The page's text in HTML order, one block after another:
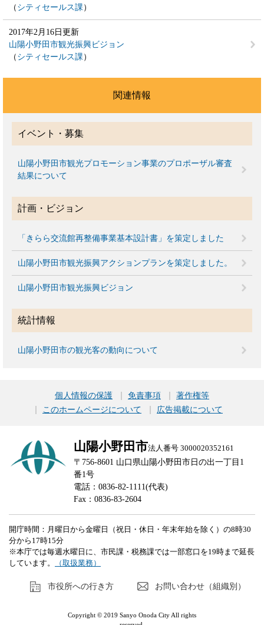
シティセールス課
2017年2月16日更新
山陽小野田市観光振興ビジョン
シティセールス課
関連情報
イベント・募集
山陽小野田市観光プロモーション事業のプロポーザル審査
結果について
計画・ビジョン
「きらら交流館再整備事業基本設計書」を策定しました
山陽小野田市観光振興アクションプランを策定しました。
山陽小野田市観光振興ビジョン
統計情報
山陽小野田市の観光客の動向について
個人情報の保護 免責事項
著作権等
このホームページについて
広告掲載について
山陽小野田市法人番号 3000020352161
〒756-8601 山口県山陽小野田市日の出一丁目1
番1号
電話：0836-82-1111(代表)
Fax：0836-83-2604
開庁時間：月曜日から金曜日（祝日・休日・年末年始を除く）の8時30
分から17時15分
※本庁では毎週水曜日に、市民課・税務課では一部窓口を19時まで延長
しています。
（取扱業務）
市役所への行き方 お問い合わせ（組織別）
Copyright © 2019 Sanyo Onoda City All rights